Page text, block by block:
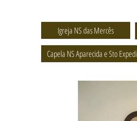
Igreja NS das Mercês
Capela NS Aparecida e Sto